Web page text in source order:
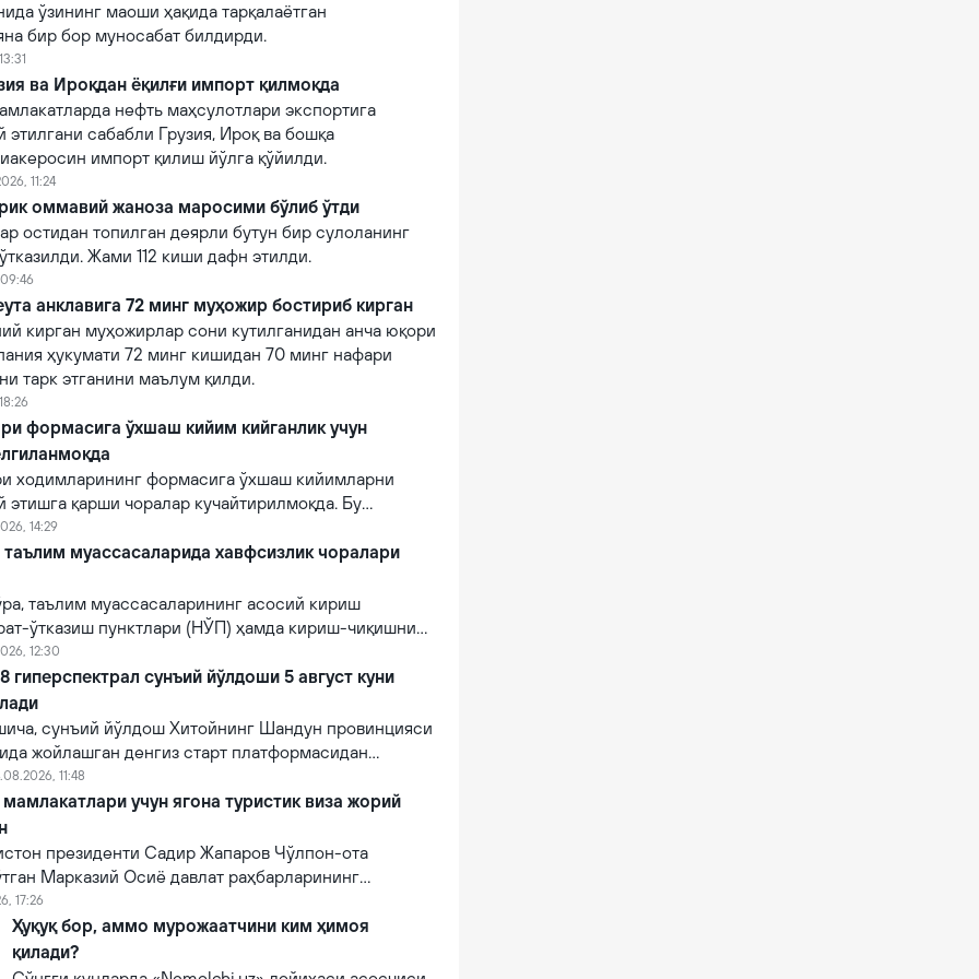
ўзининг маоши ҳақида тарқалаётган
бир бор муносабат билдирди.
ва Ироқдан ёқилғи импорт қилмоқда
нефть маҳсулотлари экспортига
этилгани сабабли Грузия, Ироқ ва бошқа
импорт қилиш йўлга қўйилди.
11:24
оммавий жаноза маросими бўлиб ўтди
остидан топилган деярли бутун бир сулоланинг
Жами 112 киши дафн этилди.
анклавига 72 минг муҳожир бостириб кирган
кирган муҳожирлар сони кутилганидан анча юқори
ҳукумати 72 минг кишидан 70 минг нафари
тарк этганини маълум қилди.
формасига ўхшаш кийим кийганлик учун
ходимларининг формасига ўхшаш кийимларни
қарши чоралар кучайтирилмоқда. Бу
ва давлат органлари номидан ишончнинг
олдини олишга қаратилган.
14:29
муассасаларида хавфсизлик чоралари
таълим муассасаларининг асосий кириш
ўтказиш пунктлари (НЎП) ҳамда кириш-чиқишни
тизимлар ўрнатилади.
12:30
гиперспектрал сунъий йўлдоши 5 август куни
сунъий йўлдош Хитойнинг Шандун провинцияси
жойлашган денгиз старт платформасидан
томонидан Lampung-1 йўлдоши билан бирга
11:48
учун ягона туристик виза жорий
президенти Садир Жапаров Чўлпон-ота
Марказий Осиё давлат раҳбарларининг
маълум қилди.
17:26
Ҳуқуқ бор, аммо мурожаатчини ким ҳимоя
қилади?